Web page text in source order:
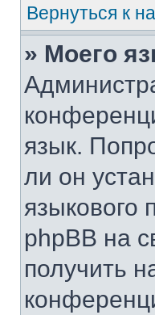
Вернуться к
» Моего
язык.
ли он
языкового
phpBB на
получить